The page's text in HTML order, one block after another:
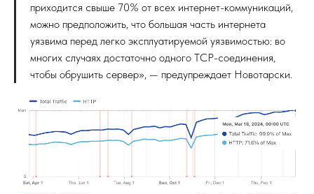
приходится свыше 70% от всех интернет-коммуникаций,
можно предположить, что большая часть интернета
уязвима перед легко эксплуатируемой уязвимостью: во
многих случаях достаточно одного TCP-соединения,
чтобы обрушить сервер», — предупреждает Новотарски.